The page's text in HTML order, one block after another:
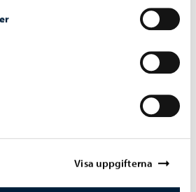
Visa uppgifterna
pumpstationer på grund av